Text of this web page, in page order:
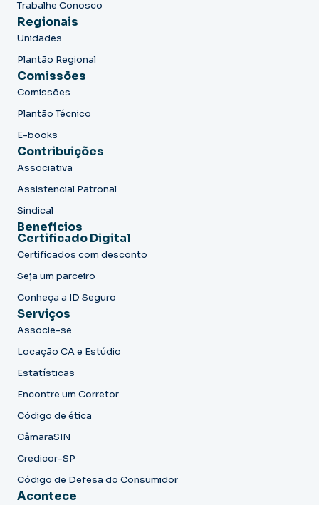
Trabalhe Conosco
Regionais
Unidades
Plantão Regional
Comissões
Comissões
Plantão Técnico
E-books
Contribuições
Associativa
Assistencial Patronal
Sindical
Benefícios
Certificado Digital
Certificados com desconto
Seja um parceiro
Conheça a ID Seguro
Serviços
Associe-se
Locação CA e Estúdio
Estatísticas
Encontre um Corretor
Código de ética
CâmaraSIN
Credicor-SP
Código de Defesa do Consumidor
Acontece